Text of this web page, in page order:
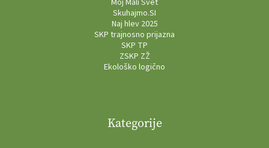
Skuhajmo.SI
Naj hlev 2025
SKP trajnosno prijazna
SKP TP
ZSKP ZŽ
Ekološko logično
Kategorije